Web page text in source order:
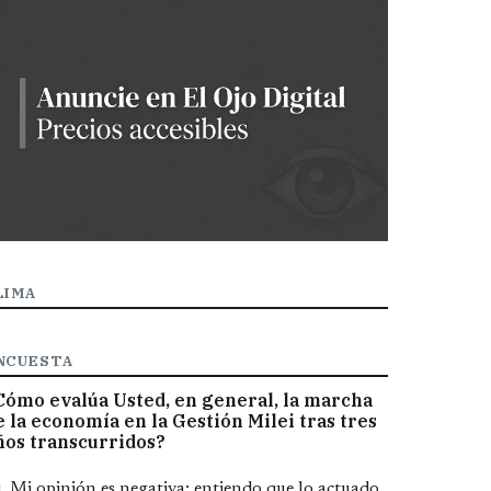
evalúa Usted, en general, la marcha
la economía en la Gestión Milei tras tres
transcurridos?